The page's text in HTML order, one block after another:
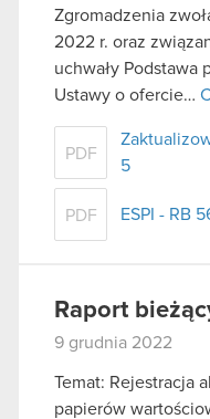
Zgromadzenia
2022 r. oraz
uchwały Podstawa
Ustawy o ofercie…
PDF
5
PDF ESPI - RB
Raport
9 grudnia 2022
Temat: Rejestracja
papierów